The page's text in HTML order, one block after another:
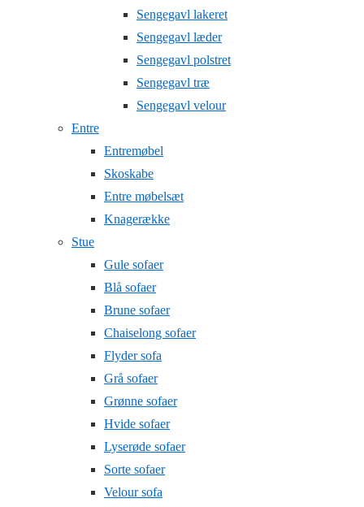
Sengegavl lakeret
Sengegavl læder
Sengegavl polstret
Sengegavl træ
Sengegavl velour
Entre
Entremøbel
Skoskabe
Entre møbelsæt
Knagerække
Stue
Gule sofaer
Blå sofaer
Brune sofaer
Chaiselong sofaer
Flyder sofa
Grå sofaer
Grønne sofaer
Hvide sofaer
Lyserøde sofaer
Sorte sofaer
Velour sofa